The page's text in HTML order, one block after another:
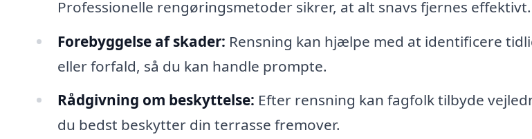
Professionelle rengøringsmetoder sikrer, at alt snavs fjernes effektivt.
Forebyggelse af skader: Rensning kan hjælpe med at identificere
eller forfald, så du kan handle prompte.
Rådgivning om beskyttelse: Efter rensning kan fagfolk tilbyde
du bedst beskytter din terrasse fremover.